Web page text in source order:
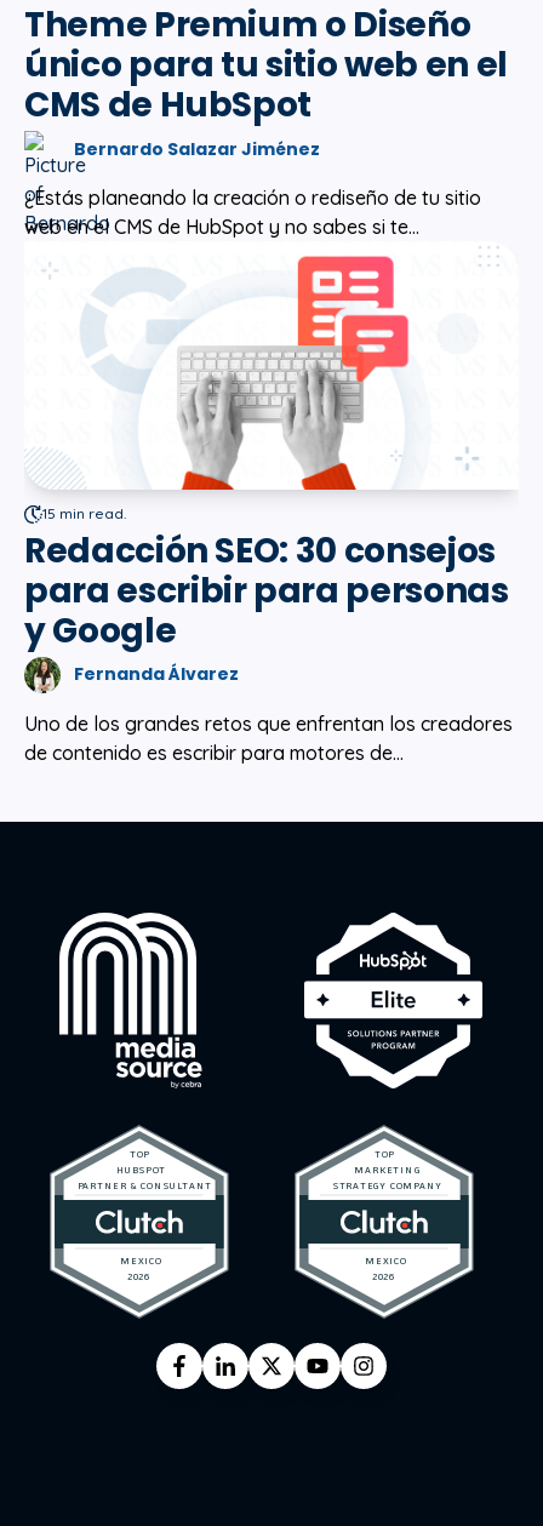
Theme Premium o Diseño
único para tu sitio web en el
CMS de HubSpot
Bernardo Salazar Jiménez
¿Estás planeando la creación o rediseño de tu sitio
web en el CMS de HubSpot y no sabes si te...
15 min read.
Redacción SEO: 30 consejos
para escribir para personas
y Google
Fernanda Álvarez
Uno de los grandes retos que enfrentan los creadores
de contenido es escribir para motores de...